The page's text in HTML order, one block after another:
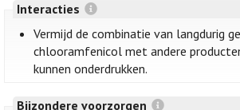
Interacties
Vermijd de combinatie van langdurig
chlooramfenicol met andere
kunnen onderdrukken.
Bijzondere voorzorgen